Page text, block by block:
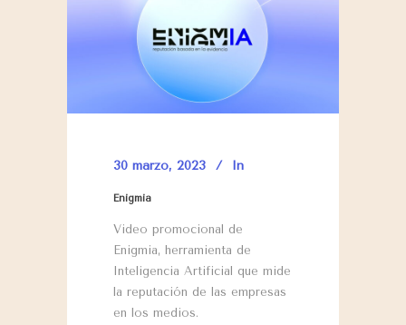
30 marzo, 2023 In
Enigmia
Video promocional de
Enigmia, herramienta de
Inteligencia Artificial que mide
la reputación de las empresas
en los medios.